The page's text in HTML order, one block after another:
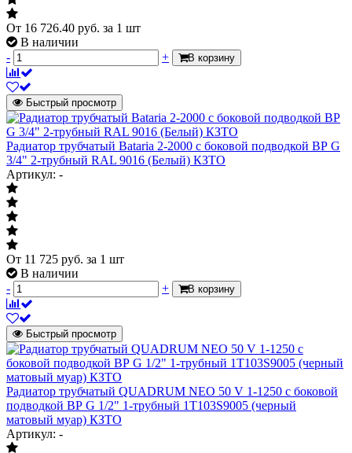
Цвет
Давление рабочее
Испытательное давление
25 бар
Межосевое расстояние
Высота радиатора
2040 мм
Глубина радиатора
100 мм
Вес секции
3.24 кг
Объем воды секции
Масса нетто
Страна происхождения
Количество секций
Артикул
От 16 726.40 руб. за 1 шт
В наличии
-
+ В корзину
Быстрый просмотр
Радиатор трубчатый Bataria 2-2000 с боковой подводкой ВР G
3/4" 2-трубный RAL 9016 (Белый) КЗТО
Артикул: -
От 11 725 руб. за 1 шт
В наличии
-
+ В корзину
Быстрый просмотр
Радиатор трубчатый QUADRUM NEO 50 V 1-1250 с боковой
подводкой ВР G 1/2" 1-трубный 1T103S9005 (черный
матовый муар) КЗТО
Артикул: -